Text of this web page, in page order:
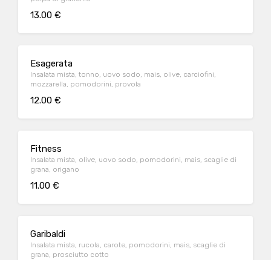
13.00 €
Esagerata
Insalata mista, tonno, uovo sodo, mais, olive, carciofini,
mozzarella, pomodorini, provola
12.00 €
Fitness
Insalata mista, olive, uovo sodo, pomodorini, mais, scaglie di
grana, origano
11.00 €
Garibaldi
Insalata mista, rucola, carote, pomodorini, mais, scaglie di
grana, prosciutto cotto